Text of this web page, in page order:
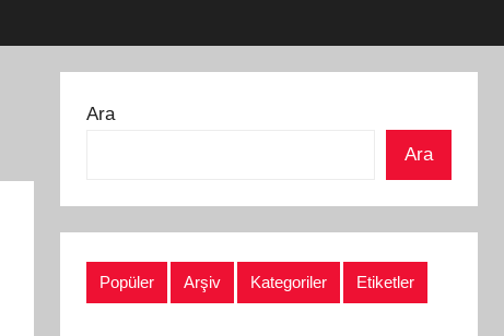
Ara
Ara
Popüler Arşiv Kategoriler Etiketler